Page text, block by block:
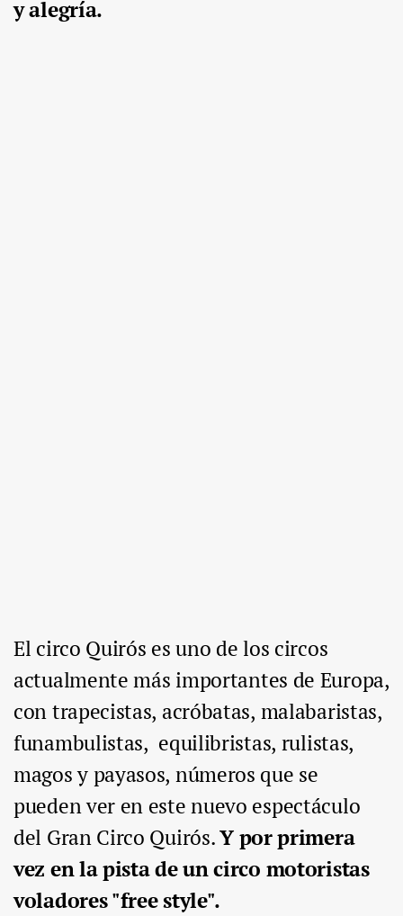
y alegría.
El circo Quirós es uno de los circos
actualmente más importantes de Europa,
con trapecistas, acróbatas, malabaristas,
funambulistas, equilibristas, rulistas,
magos y payasos, números que se
pueden ver en este nuevo espectáculo
del Gran Circo Quirós.Y por primera
vez en la pista de un circo motoristas
voladores "free style".